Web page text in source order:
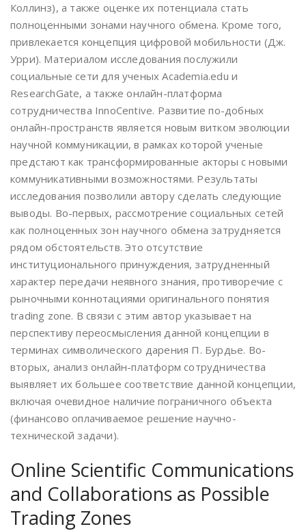
Коллинз), а также оценке их потенциала стать
полноценными зонами научного обмена. Кроме того,
привлекается концепция цифровой мобильности (Дж.
Урри). Материалом исследования послужили
социальные сети для ученых Academia.edu и
ResearchGate, а также онлайн-платформа
сотрудничества InnoCentive. Развитие по-добных
онлайн-пространств является новым витком эволюции
научной коммуникации, в рамках которой ученые
предстают как трансформированные акторы с новыми
коммуникативными возможностями. Результаты
исследования позволили автору сделать следующие
выводы. Во-первых, рассмотрение социальных сетей
как полноценных зон научного обмена затрудняется
рядом обстоятельств. Это отсутствие
институционального принуждения, затрудненный
характер передачи неявного знания, противоречие с
рыночными коннотациями оригинального понятия
trading zone. В связи с этим автор указывает на
перспективу переосмысления данной концепции в
терминах символического дарения П. Бурдье. Во-
вторых, анализ онлайн-платформ сотрудничества
выявляет их большее соответствие данной концепции,
включая очевидное наличие пограничного объекта
(финансово оплачиваемое решение научно-
технической задачи).
Online Scientific Communications
and Collaborations as Possible
Trading Zones